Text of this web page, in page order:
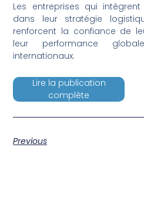
Les entreprises qui
dans leur stratégie
renforcent la confiance de
leur performance
internationaux.
Lire la publication
complète
Previous